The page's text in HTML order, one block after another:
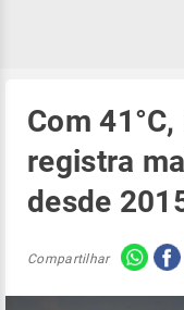
Com
registra
desde
Compartilhar